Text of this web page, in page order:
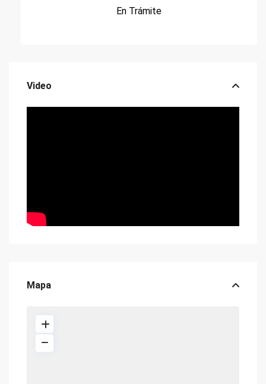
En Trámite
Video
Mapa